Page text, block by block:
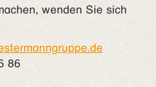
wenden Sie sich
86